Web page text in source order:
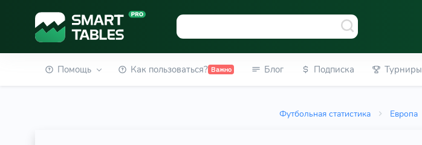
Помощь Как пользоваться? Важно Блог Подписка Турниры
Футбольная статистика Европа